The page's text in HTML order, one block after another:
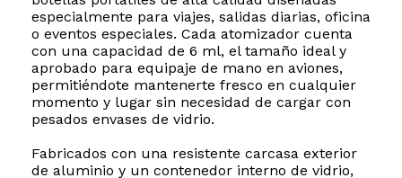
especialmente para viajes, salidas diarias, oficina
o eventos especiales. Cada atomizador cuenta
con una capacidad de 6 ml, el tamaño ideal y
aprobado para equipaje de mano en aviones,
permitiéndote mantenerte fresco en cualquier
momento y lugar sin necesidad de cargar con
pesados envases de vidrio.
Fabricados con una resistente carcasa exterior
de aluminio y un contenedor interno de vidrio,